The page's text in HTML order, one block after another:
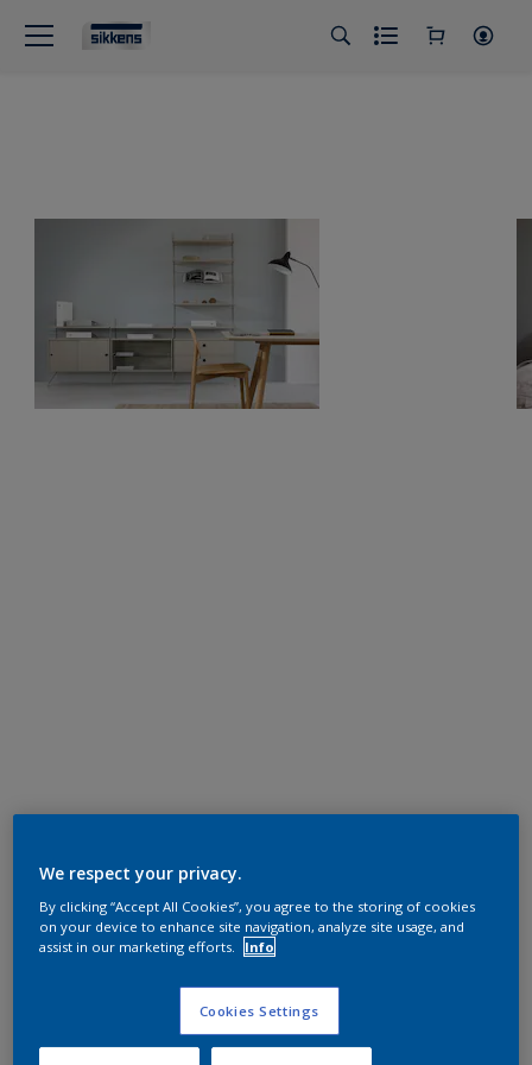
We respect your privacy.
By clicking “Accept All Cookies”, you agree to the storing of cookies
on your device to enhance site navigation, analyze site usage, and
assist in our marketing efforts.
Info
Cookies Settings